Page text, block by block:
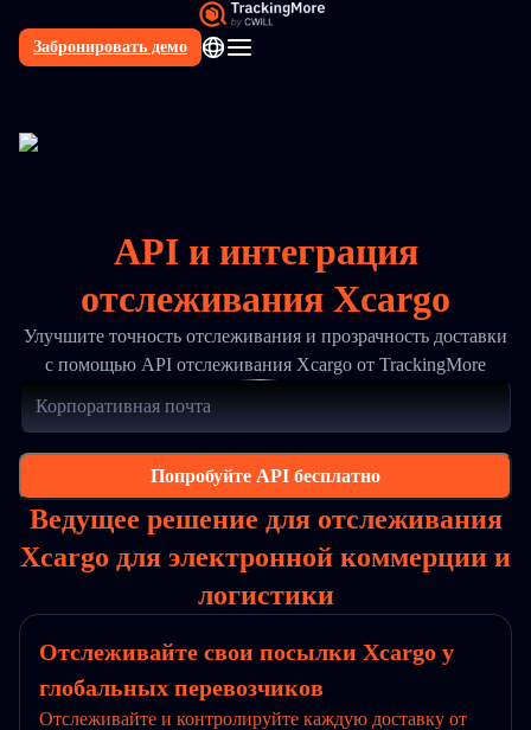
Забронировать демо
RU
API и интеграция
отслеживания Xcargo
Улучшите точность отслеживания и прозрачность доставки
с помощью API отслеживания Xcargo от TrackingMore
Попробуйте API бесплатно
Ведущее решение для отслеживания
Xcargo для электронной коммерции и
логистики
Отслеживайте свои посылки Xcargo у
глобальных перевозчиков
Отслеживайте и контролируйте каждую доставку от